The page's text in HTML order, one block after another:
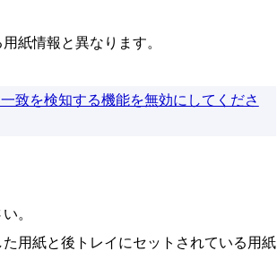
紙情報と異なります。
致を検知する機能を無効にしてくださ
。
用紙と後トレイにセットされている用紙